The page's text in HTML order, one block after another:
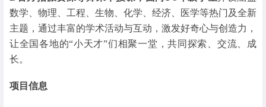
数学、物理、工程、生物、化学、经济、医学等热门及全新
主题，通过丰富的学术活动与互动，激发好奇心与创造力，
让全国各地的“小天才”们相聚一堂，共同探索、交流、成
长。
项目信息